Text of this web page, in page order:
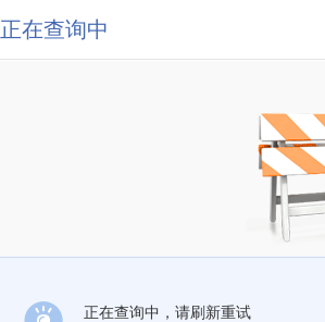
正在查询中
正在查询中，请刷新重试